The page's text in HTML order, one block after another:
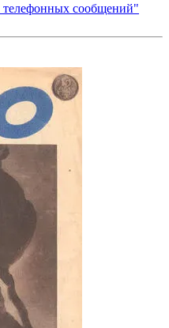
сообщений"